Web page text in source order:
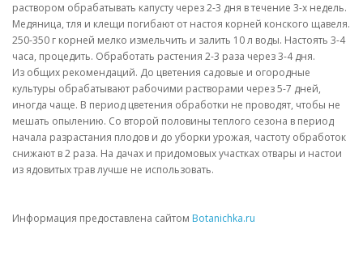
раствором обрабатывать капусту через 2-3 дня в течение 3-х недель.
Медяница, тля и клещи погибают от настоя корней конского щавеля.
250-350 г корней мелко измельчить и залить 10 л воды. Настоять 3-4
часа, процедить. Обработать растения 2-3 раза через 3-4 дня.
Из общих рекомендаций. До цветения садовые и огородные
культуры обрабатывают рабочими растворами через 5-7 дней,
иногда чаще. В период цветения обработки не проводят, чтобы не
мешать опылению. Со второй половины теплого сезона в период
начала разрастания плодов и до уборки урожая, частоту обработок
снижают в 2 раза. На дачах и придомовых участках отвары и настои
из ядовитых трав лучше не использовать.
Информация предоставлена сайтом Botanichka.ru